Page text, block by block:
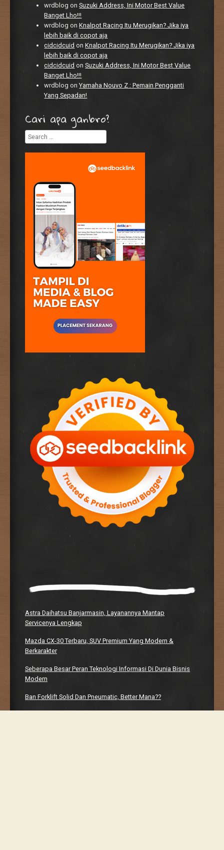
wrdblog onSuzuki Address, Ini Motor Best Value
Banget Lho!!!
wrdblog onKnalpot Racing Itu Merugikan? Jika iya
lebih baik di copot aja
cidcidcuid onKnalpot Racing Itu Merugikan? Jika iya
lebih baik di copot aja
cidcidcuid onSuzuki Address, Ini Motor Best Value
Banget Lho!!!
wrdblog onYamaha Nouvo Z : Pemain Pengganti
Yang Sepadan!
Cari apa ganbro?
Search
Astra Daihatsu Banjarmasin, Layanannya Mantap
Servicenya Lengkap
Mazda CX-30 Terbaru, SUV Premium Yang Modern &
Berkarakter
Seberapa Besar Peran Teknologi Informasi Di Dunia Bisnis
Modern
Ban Forklift Solid Dan Pneumatic, Better Mana??